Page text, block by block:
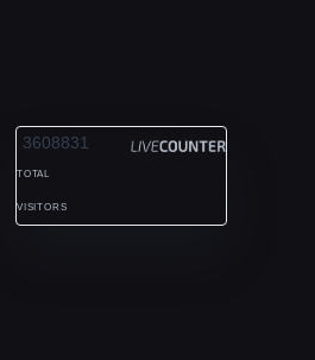
3608831
TOTAL
VISITORS